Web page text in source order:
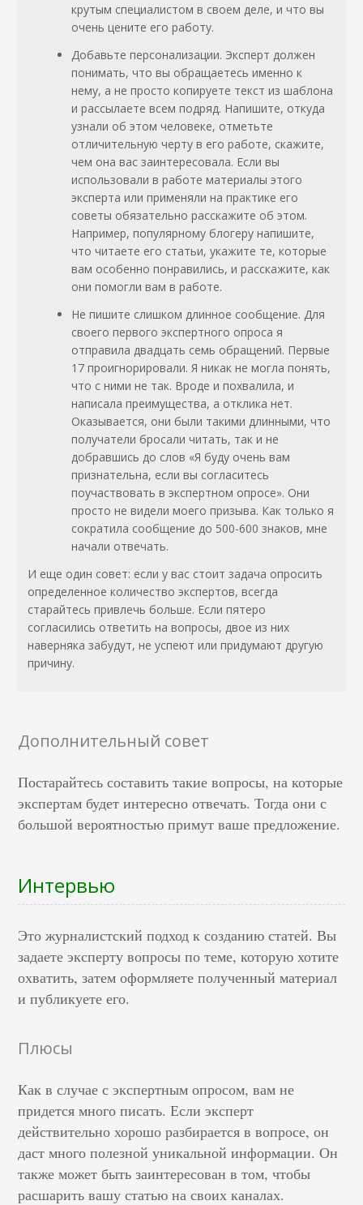
крутым специалистом в своем деле, и что вы
очень цените его работу.
Добавьте персонализации. Эксперт должен
понимать, что вы обращаетесь именно к
нему, а не просто копируете текст из шаблона
и рассылаете всем подряд. Напишите, откуда
узнали об этом человеке, отметьте
отличительную черту в его работе, скажите,
чем она вас заинтересовала. Если вы
использовали в работе материалы этого
эксперта или применяли на практике его
советы обязательно расскажите об этом.
Например, популярному блогеру напишите,
что читаете его статьи, укажите те, которые
вам особенно понравились, и расскажите, как
они помогли вам в работе.
Не пишите слишком длинное сообщение. Для
своего первого экспертного опроса я
отправила двадцать семь обращений. Первые
17 проигнорировали. Я никак не могла понять,
что с ними не так. Вроде и похвалила, и
написала преимущества, а отклика нет.
Оказывается, они были такими длинными, что
получатели бросали читать, так и не
добравшись до слов «Я буду очень вам
признательна, если вы согласитесь
поучаствовать в экспертном опросе». Они
просто не видели моего призыва. Как только я
сократила сообщение до 500-600 знаков, мне
начали отвечать.
И еще один совет: если у вас стоит задача опросить
определенное количество экспертов, всегда
старайтесь привлечь больше. Если пятеро
согласились ответить на вопросы, двое из них
наверняка забудут, не успеют или придумают другую
причину.
Дополнительный совет
Постарайтесь составить такие вопросы, на которые
экспертам будет интересно отвечать. Тогда они с
большой вероятностью примут ваше предложение.
Интервью
Это журналистский подход к созданию статей. Вы
задаете эксперту вопросы по теме, которую хотите
охватить, затем оформляете полученный материал
и публикуете его.
Плюсы
Как в случае с экспертным опросом, вам не
придется много писать. Если эксперт
действительно хорошо разбирается в вопросе, он
даст много полезной уникальной информации. Он
также может быть заинтересован в том, чтобы
расшарить вашу статью на своих каналах.